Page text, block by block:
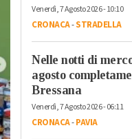
Venerdì, 7 Agosto 2026 - 10:10
CRONACA-STRADELLA
Nelle notti di
agosto
Bressana
Venerdì, 7 Agosto 2026 - 06:11
CRONACA-PAVIA